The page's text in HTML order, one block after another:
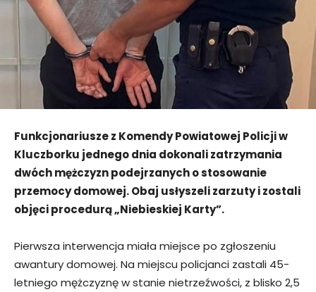
Funkcjonariusze z Komendy Powiatowej Policji w
Kluczborku jednego dnia dokonali zatrzymania
dwóch mężczyzn podejrzanych o stosowanie
przemocy domowej. Obaj usłyszeli zarzuty i zostali
objęci procedurą „Niebieskiej Karty”.
Pierwsza interwencja miała miejsce po zgłoszeniu
awantury domowej. Na miejscu policjanci zastali 45-
letniego mężczyznę w stanie nietrzeźwości, z blisko 2,5